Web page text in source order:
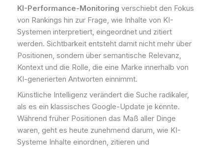
KI-Performance-Monitoring verschiebt den Fokus
von Rankings hin zur Frage, wie Inhalte von KI-
Systemen interpretiert, eingeordnet und zitiert
werden. Sichtbarkeit entsteht damit nicht mehr über
Positionen, sondern über semantische Relevanz,
Kontext und die Rolle, die eine Marke innerhalb von
KI-generierten Antworten einnimmt.
Künstliche Intelligenz verändert die Suche radikaler,
als es ein klassisches Google-Update je könnte.
Während früher Positionen das Maß aller Dinge
waren, geht es heute zunehmend darum, wie KI-
Systeme Inhalte einordnen, zitieren und